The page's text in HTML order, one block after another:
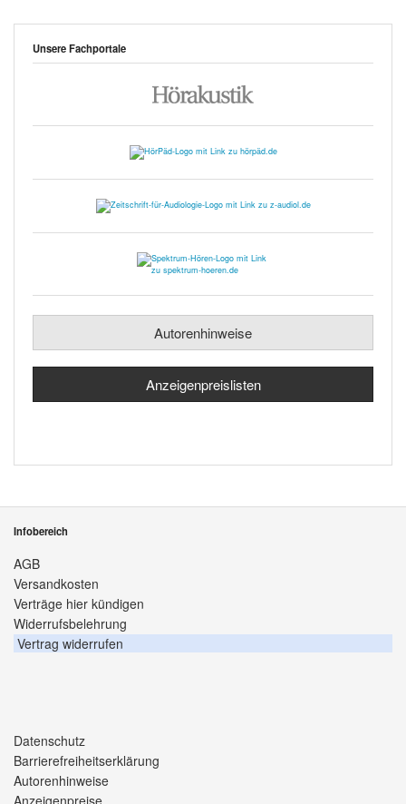
Unsere Fachportale
Autorenhinweise
Anzeigenpreislisten
Infobereich
AGB
Versandkosten
Verträge hier kündigen
Widerrufsbelehrung
Vertrag widerrufen
Datenschutz
Barrierefreiheitserklärung
Autorenhinweise
Anzeigenpreise